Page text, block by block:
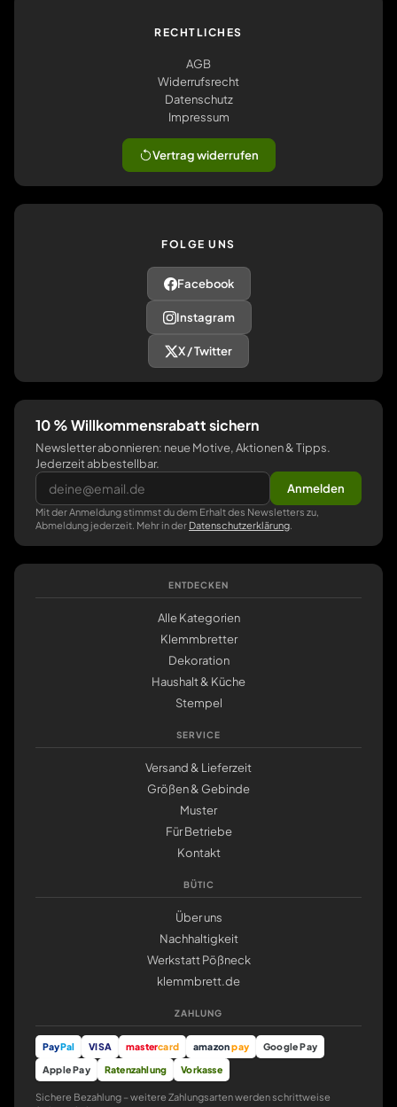
RECHTLICHES
AGB
Widerrufsrecht
Datenschutz
Impressum
Vertrag widerrufen
FOLGE UNS
Facebook
Instagram
X / Twitter
10 % Willkommensrabatt sichern
Newsletter abonnieren: neue Motive, Aktionen & Tipps.
Jederzeit abbestellbar.
Anmelden
Mit der Anmeldung stimmst du dem Erhalt des Newsletters zu,
Abmeldung jederzeit. Mehr in der Datenschutzerklärung
ENTDECKEN
Alle Kategorien
Klemmbretter
Dekoration
Haushalt & Küche
Stempel
SERVICE
Versand & Lieferzeit
Größen & Gebinde
Muster
Für Betriebe
Kontakt
BÜTIC
Über uns
Nachhaltigkeit
Werkstatt Pößneck
klemmbrett.de
ZAHLUNG
PayPal VISA mastercard amazonpay
Google Pay
Apple Pay
Ratenzahlung Vorkasse
Sichere Bezahlung – weitere Zahlungsarten werden schrittweise